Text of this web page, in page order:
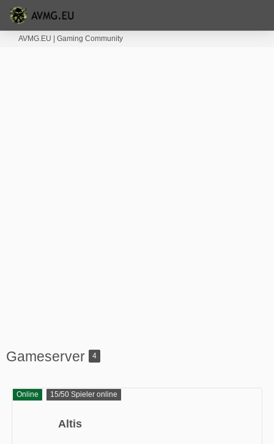
AVMG.EU | Gaming Community
Gameserver 4
Online 15/50 Spieler online
Altis